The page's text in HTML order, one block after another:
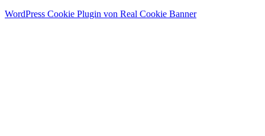
WordPress Cookie Plugin von Real Cookie Banner